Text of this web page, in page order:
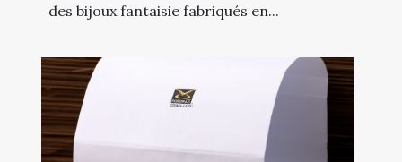
des bijoux fantaisie fabriqués en...